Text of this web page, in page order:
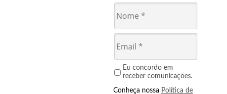
Eu concordo em
receber comunicações.
Conheça nossa Política de